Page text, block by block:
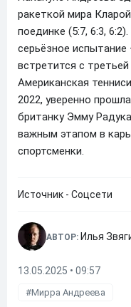
ракеткой мира
поединке (5:7, 6:3,
серьёзное
встретится с
Американская
2022, уверенно
британку Эмму
важным этапом в
спортсменки.
Источник - Соцсети
АВТОР: Илья
13.05.2025 • 09:57
Мирра Андреева